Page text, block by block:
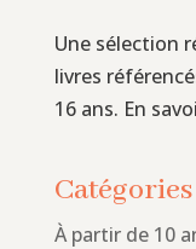
Une sélection
livres
16 ans. En
Catégories
À partir de 10